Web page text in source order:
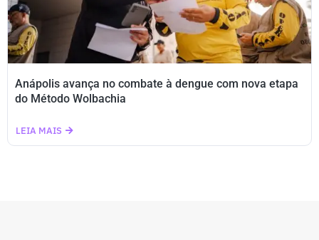
Anápolis avança no combate à dengue com nova etapa
do Método Wolbachia
LEIA MAIS